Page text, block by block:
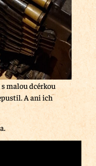
malou dcérkou
A ani ich